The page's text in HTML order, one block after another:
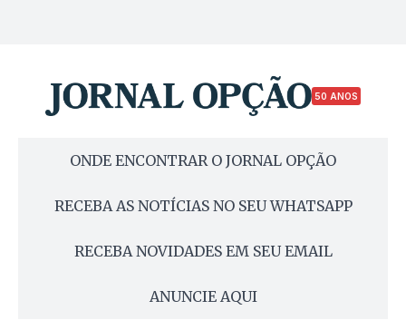
50 ANOS
ONDE ENCONTRAR O JORNAL OPÇÃO
RECEBA AS NOTÍCIAS NO SEU WHATSAPP
RECEBA NOVIDADES EM SEU EMAIL
ANUNCIE AQUI